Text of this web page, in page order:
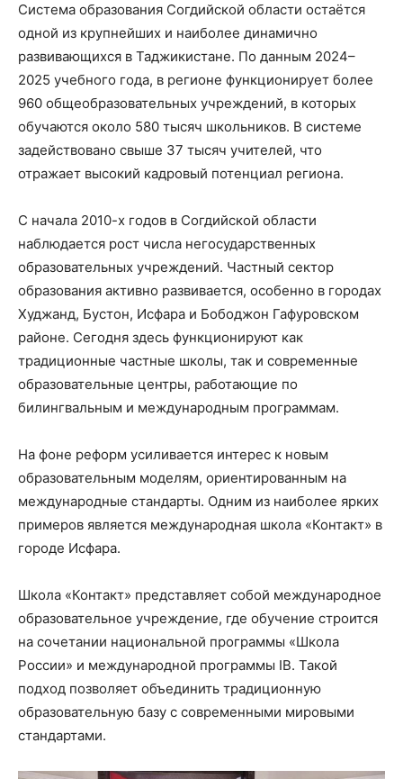
Система образования Согдийской области остаётся
одной из крупнейших и наиболее динамично
развивающихся в Таджикистане. По данным 2024–
2025 учебного года, в регионе функционирует более
960 общеобразовательных учреждений, в которых
обучаются около 580 тысяч школьников. В системе
задействовано свыше 37 тысяч учителей, что
отражает высокий кадровый потенциал региона.
С начала 2010-х годов в Согдийской области
наблюдается рост числа негосударственных
образовательных учреждений. Частный сектор
образования активно развивается, особенно в городах
Худжанд, Бустон, Исфара и Бободжон Гафуровском
районе. Сегодня здесь функционируют как
традиционные частные школы, так и современные
образовательные центры, работающие по
билингвальным и международным программам.
На фоне реформ усиливается интерес к новым
образовательным моделям, ориентированным на
международные стандарты. Одним из наиболее ярких
примеров является международная школа «Контакт» в
городе Исфара.
Школа «Контакт» представляет собой международное
образовательное учреждение, где обучение строится
на сочетании национальной программы «Школа
России» и международной программы IB. Такой
подход позволяет объединить традиционную
образовательную базу с современными мировыми
стандартами.